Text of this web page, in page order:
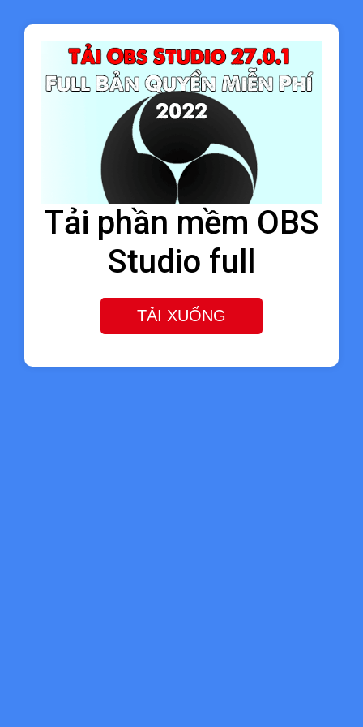
Tải phần mềm OBS
Studio full
TẢI XUỐNG